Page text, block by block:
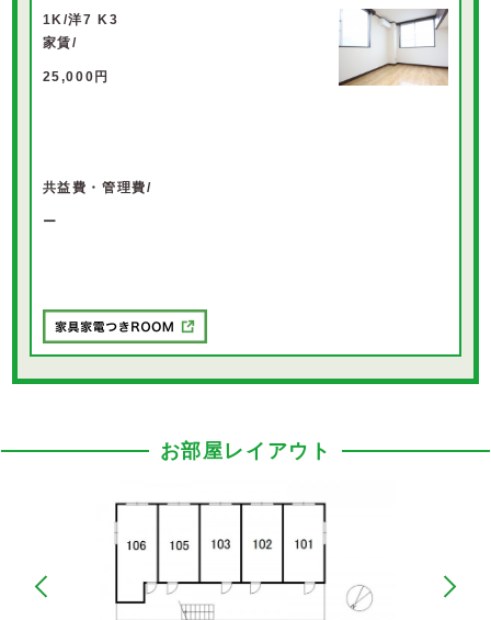
1K/洋7 K3
家賃/
25,000円
共益費・管理費/
ー
お部屋レイアウト